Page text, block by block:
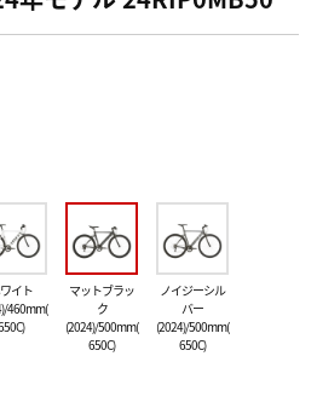
イト
460mm(
マットブラッ
ク
(2024)/500mm(
650C)
ノイジーシル
バー
(2024)/500mm(
650C)